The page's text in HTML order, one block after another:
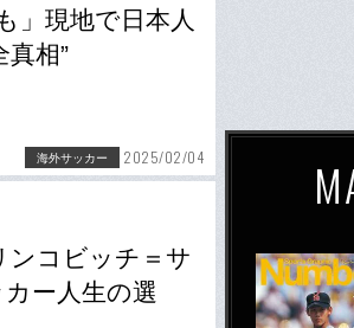
」現地で日本人
相”
海外サッカー 2025/02/04
ンコビッチ＝サ
ー人生の選